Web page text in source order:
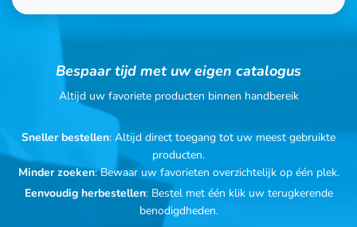
Bespaar tijd met uw eigen catalogus
Altijd uw favoriete producten binnen handbereik
Sneller bestellen: Altijd direct toegang tot uw meest gebruikte
producten.
Minder zoeken: Bewaar uw favorieten overzichtelijk op één plek.
Eenvoudig herbestellen: Bestel met één klik uw terugkerende
benodigdheden.